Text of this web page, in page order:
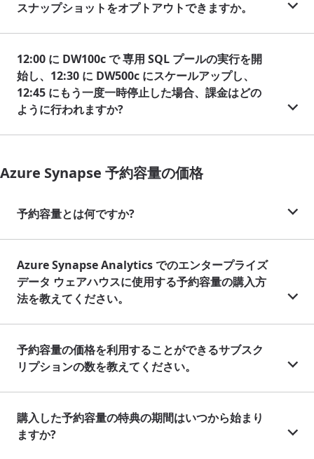
スナップショットをオプトアウトできますか。
12:00 に DW100c で 専用 SQL プールの実行を開
始し、12:30 に DW500c にスケールアップし、
12:45 にもう一度一時停止した場合、課金はどの
ように行われますか?
Azure Synapse 予約容量の価格
予約容量とは何ですか?
Azure Synapse Analytics でのエンタープライズ
データ ウェアハウスに使用する予約容量の購入方
法を教えてください。
予約容量の価格を利用することができるサブスク
リプションの数を教えてください。
購入した予約容量の特典の期間はいつから始まり
ますか?